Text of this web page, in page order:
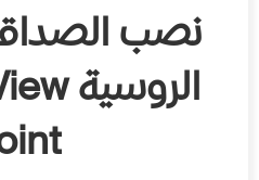
نصب
الروسية